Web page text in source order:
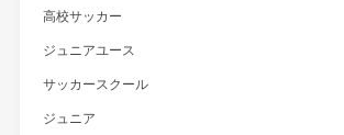
高校サッカー
ジュニアユース
サッカースクール
ジュニア